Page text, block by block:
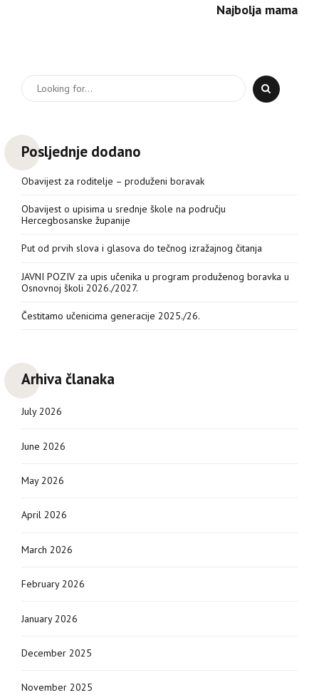
Najbolja mama
Posljednje dodano
Obavijest za roditelje – produženi boravak
Obavijest o upisima u srednje škole na području
Hercegbosanske županije
Put od prvih slova i glasova do tečnog izražajnog čitanja
JAVNI POZIV za upis učenika u program produženog boravka u
Osnovnoj školi 2026./2027.
Čestitamo učenicima generacije 2025./26.
Arhiva članaka
July 2026
June 2026
May 2026
April 2026
March 2026
February 2026
January 2026
December 2025
November 2025